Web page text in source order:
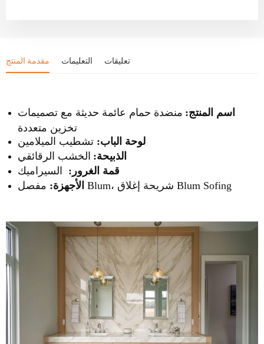
مقدمة المنتج التعليمات تعليقات
اسم المنتج: منضدة حمام عائمة حديثة مع تصميمات
تخزين متعددة
لوحة الباب:
الذبيحة: الخشب الرقائقي
قمة الغرور: السيراميك
الأجهزة:
مفصل Blum، شريحة إغلاق Blum Sofing